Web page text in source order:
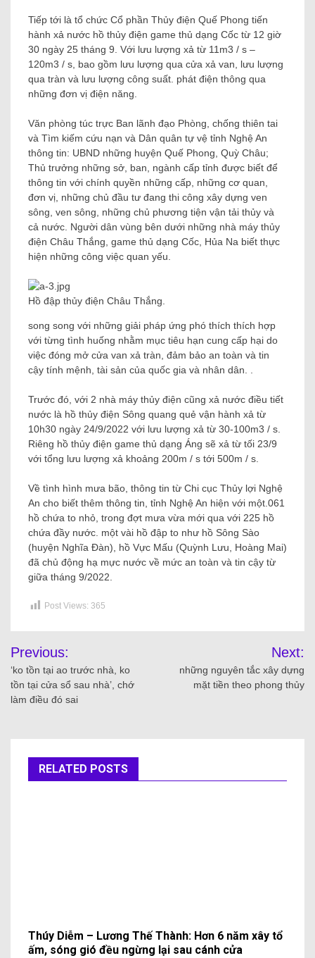
Tiếp tới là tổ chức Cổ phần Thủy điện Quế Phong tiến
hành xả nước hồ thủy điện game thủ dạng Cốc từ 12 giờ
30 ngày 25 tháng 9. Với lưu lượng xả từ 11m3 / s –
120m3 / s, bao gồm lưu lượng qua cửa xả van, lưu lượng
qua tràn và lưu lượng công suất. phát điện thông qua
những đơn vị điện năng.
Văn phòng túc trực Ban lãnh đạo Phòng, chống thiên tai
và Tìm kiếm cứu nạn và Dân quân tự vệ tỉnh Nghệ An
thông tin: UBND những huyện Quế Phong, Quỳ Châu;
Thủ trưởng những sở, ban, ngành cấp tỉnh được biết để
thông tin với chính quyền những cấp, những cơ quan,
đơn vị, những chủ đầu tư đang thi công xây dựng ven
sông, ven sông, những chủ phương tiện vận tải thủy và
cả nước. Người dân vùng bên dưới những nhà máy thủy
điện Châu Thắng, game thủ dạng Cốc, Hủa Na biết thực
hiện những công việc quan yếu.
Hồ đập thủy điện Châu Thắng.
song song với những giải pháp ứng phó thích thích hợp
với từng tình huống nhằm mục tiêu hạn cung cấp hại do
việc đóng mở cửa van xả tràn, đảm bảo an toàn và tin
cậy tính mệnh, tài sản của quốc gia và nhân dân. .
Trước đó, với 2 nhà máy thủy điện cũng xả nước điều tiết
nước là hồ thủy điện Sông quang quẻ vận hành xả từ
10h30 ngày 24/9/2022 với lưu lượng xả từ 30-100m3 / s.
Riêng hồ thủy điện game thủ dạng Áng sẽ xả từ tối 23/9
với tổng lưu lượng xả khoảng 200m / s tới 500m / s.
Về tình hình mưa bão, thông tin từ Chi cục Thủy lợi Nghệ
An cho biết thêm thông tin, tỉnh Nghệ An hiện với một.061
hồ chứa to nhỏ, trong đợt mưa vừa mới qua với 225 hồ
chứa đầy nước. một vài hồ đập to như hồ Sông Sào
(huyện Nghĩa Đàn), hồ Vực Mấu (Quỳnh Lưu, Hoàng Mai)
đã chủ động hạ mực nước về mức an toàn và tin cậy từ
giữa tháng 9/2022.
Post Views: 365
Previous:
‘ko tồn tại ao trước nhà, ko
tồn tại cửa sổ sau nhà’, chớ
làm điều đó sai
Next:
những nguyên tắc xây dựng
mặt tiền theo phong thủy
RELATED POSTS
Thúy Diễm – Lương Thế Thành: Hơn 6 năm xây tổ
ấm, sóng gió đều ngừng lại sau cánh cửa